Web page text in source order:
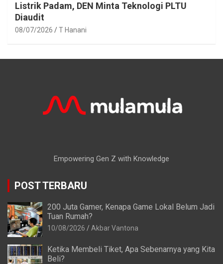
Listrik Padam, DEN Minta Teknologi PLTU
Diaudit
08/07/2026 T Hanani
Empowering Gen Z with Knowledge
POST TERBARU
200 Juta Gamer, Kenapa Game Lokal Belum Jadi
Tuan Rumah?
10/08/2026 Akbar Vantona
Ketika Membeli Tiket, Apa Sebenarnya yang Kita
Beli?